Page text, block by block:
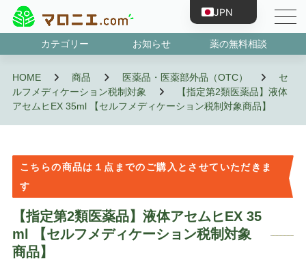
カテゴリー
お知らせ 薬の無料相談
HOME 商品 医薬品・医薬部外品（OTC）
セ
ルフメディケーション税制対象
【指定第2類医薬品】液体
アセムヒEX 35ml 【セルフメディケーション税制対象商品】
こちらの商品は１点までのご購入とさせていただきま
す
【指定第2類医薬品】液体アセムヒEX 35
ml 【セルフメディケーション税制対象
商品】
JPN
ENG
CHN
TWN
KOR
VNM
IDN
FRA
PRT